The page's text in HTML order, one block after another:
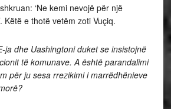
‘Ne kemi nevojë për një
Këtë e thotë vetëm zoti Vuçiq.
ja dhe Uashingtoni duket se insistojnë
të komunave. A është parandalimi
për ju sesa rrezikimi i marrëdhënieve